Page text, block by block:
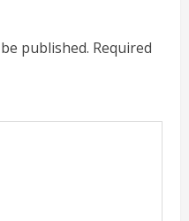
published. Required